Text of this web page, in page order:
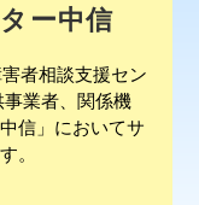
ー中信
者相談支援セン
業者、関係機
信」においてサ
。